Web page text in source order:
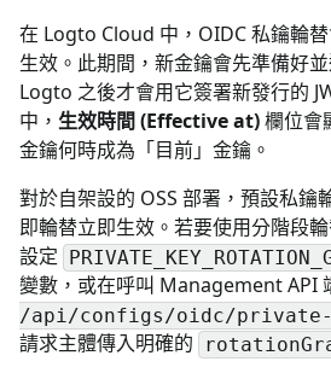
在 Logto Cloud 中，OIDC 私鑰輪
生效。此期間，新金鑰會先準備好並
Logto 之後才會用它簽署新發行的
中， 生效時間 (Effective at)欄位會
金鑰何時成為「目前」金鑰。
對於自架設的 OSS 部署，預設私鑰
即輪替立即生效。若要使用分階段
設定
變數，或在呼叫 Management API
/api/configs/oidc/
請求主體傳入明確的